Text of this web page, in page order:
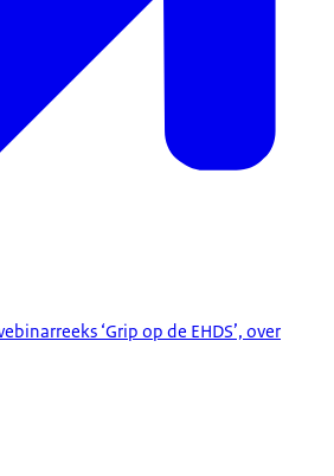
‘Grip op de EHDS’, over